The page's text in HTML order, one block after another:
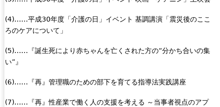
(4)……平成30年度「介護の日」イベント 基調講演「震災後のここ
ろのケアについて」
(5)……『誕生死により赤ちゃんを亡くされた方の“分かち合いの集
い”』
(6)……『再』管理職のための部下を育てる指導法実践講座
(7)……『再』性産業で働く人の支援を考える ～当事者視点のアプ